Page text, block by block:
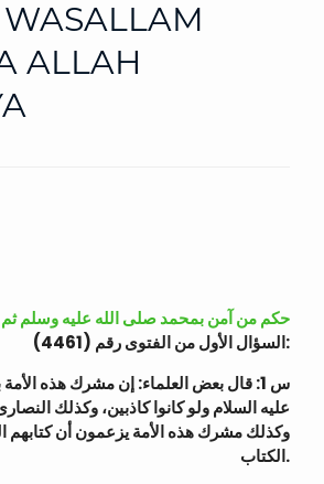
ALLAH
حكم من آمن بمحمد صلى الله عليه وسلم ثم
السؤال الأول من الفتوى رقم (4461):
س 1: قال بعض العلماء: إن مشرك هذه
عليه السلام ولو كانوا كاذبين، وكذلك
وكذلك مشرك هذه الأمة يزعمون أن كتابهم
الكتاب.